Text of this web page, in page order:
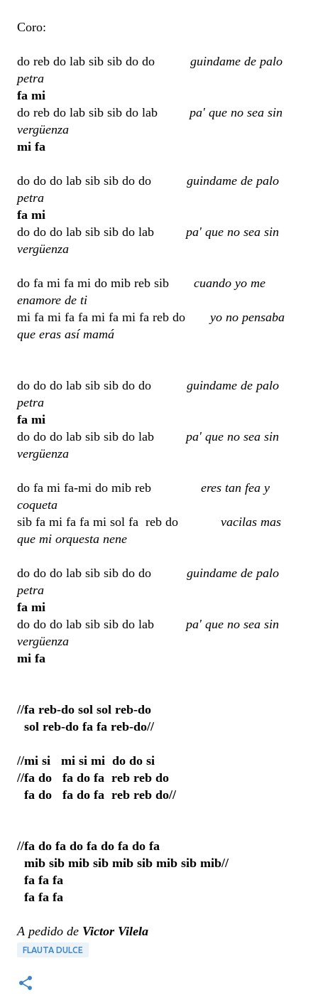
Coro:
do reb do lab sib sib do do guindame de palo
petra
fa mi
do reb do lab sib sib do lab pa' que no sea sin
vergüenza
mi fa
do do do lab sib sib do do guindame de palo
petra
fa mi
do do do lab sib sib do lab pa' que no sea sin
vergüenza
do fa mi fa mi do mib reb sib cuando yo me
enamore de ti
mi fa mi fa fa mi fa mi fa reb do yo no pensaba
que eras así mamá
do do do lab sib sib do do guindame de palo
petra
fa mi
do do do lab sib sib do lab pa' que no sea sin
vergüenza
do fa mi fa-mi do mib reb eres tan fea y
coqueta
sib fa mi fa fa mi sol fa reb do vacilas mas
que mi orquesta nene
do do do lab sib sib do do guindame de palo
petra
fa mi
do do do lab sib sib do lab pa' que no sea sin
vergüenza
mi fa
//fa reb-do sol sol reb-do
sol reb-do fa fa reb-do//
//mi si mi si mi do do si
//fa do fa do fa reb reb do
fa do fa do fa reb reb do//
//fa do fa do fa do fa do fa
mib sib mib sib mib sib mib sib mib//
fa fa fa
fa fa fa
A pedido de Victor Vilela
FLAUTA DULCE